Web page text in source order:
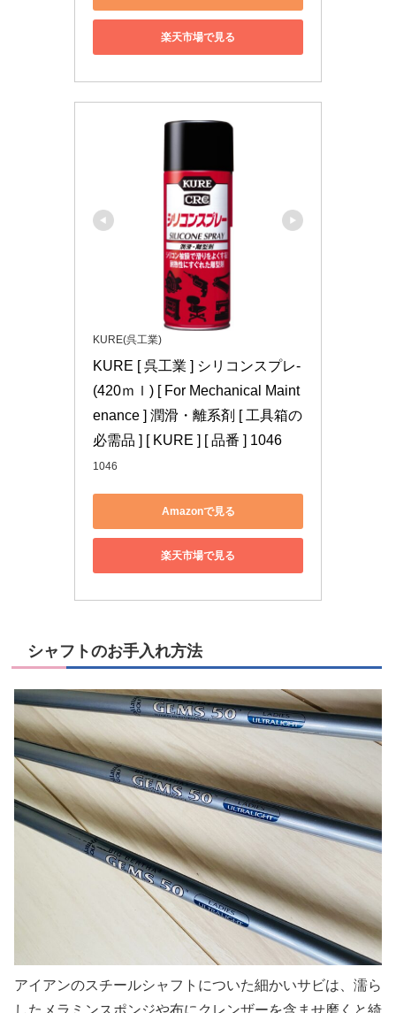
楽天市場で見る
KURE(呉工業)
KURE [ 呉工業 ] シリコンスプレ-
(420ｍｌ) [ For Mechanical Maint
enance ] 潤滑・離系剤 [ 工具箱の
必需品 ] [ KURE ] [ 品番 ] 1046
1046
Amazonで見る
楽天市場で見る
シャフトのお手入れ方法
アイアンのスチールシャフトについた細かいサビは、濡ら
したメラミンスポンジや布にクレンザーを含ませ磨くと綺